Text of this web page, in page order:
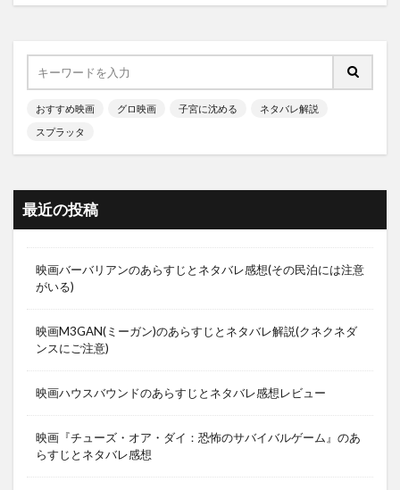
おすすめ映画 グロ映画 子宮に沈める
ネタバレ解説
スプラッタ
最近の投稿
映画バーバリアンのあらすじとネタバレ感想(その民泊には注意
がいる)
映画M3GAN(ミーガン)のあらすじとネタバレ解説(クネクネダ
ンスにご注意)
映画ハウスバウンドのあらすじとネタバレ感想レビュー
映画『チューズ・オア・ダイ：恐怖のサバイバルゲーム』のあ
らすじとネタバレ感想